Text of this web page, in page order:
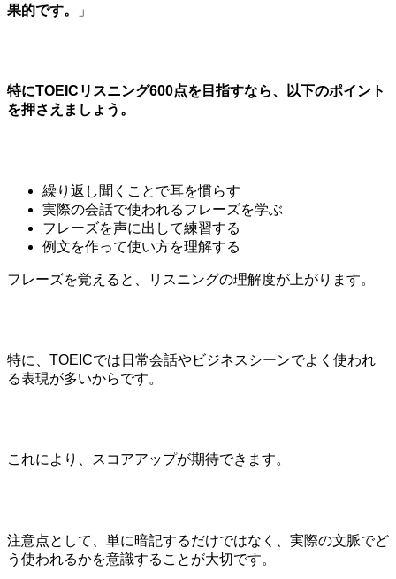
果的です。
」
特にTOEICリスニング600点を目指すなら、以下のポイント
を押さえましょう。
繰り返し聞くことで耳を慣らす
実際の会話で使われるフレーズを学ぶ
フレーズを声に出して練習する
例文を作って使い方を理解する
フレーズを覚えると、リスニングの理解度が上がります。
特に、TOEICでは日常会話やビジネスシーンでよく使われ
る表現が多いからです。
これにより、スコアアップが期待できます。
注意点として、単に暗記するだけではなく、実際の文脈でど
う使われるかを意識することが大切です。